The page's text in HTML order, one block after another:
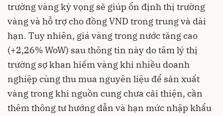
trường vàng kỳ vọng sẽ giúp ổn định thị trường
vàng và hỗ trợ cho đồng VND trong trung và dài
hạn. Tuy nhiên, giá vàng trong nước tăng cao
(+2,26% WoW) sau thông tin này do tâm lý thị
trường sợ khan hiếm vàng khi nhiều doanh
nghiệp cùng thu mua nguyên liệu để sản xuất
vàng trong khi nguồn cung chưa cải thiện, cần
thêm thông tư hướng dẫn và hạn mức nhập khẩu